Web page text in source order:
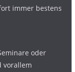
immer bestens
oder
vorallem